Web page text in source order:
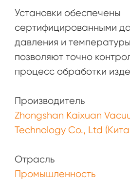
Установки обеспечены
сертифицированными
давления и
позволяют точно
процесс обработки
Производитель
Zhongshan Kaixuan
Technology Co., Ltd
Отрасль
Промышленность